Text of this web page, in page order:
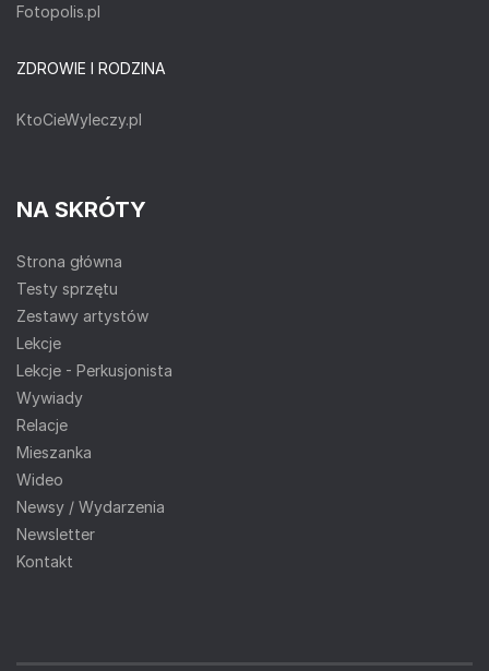
Fotopolis.pl
ZDROWIE I RODZINA
KtoCieWyleczy.pl
NA SKRÓTY
Strona główna
Testy sprzętu
Zestawy artystów
Lekcje
Lekcje - Perkusjonista
Wywiady
Relacje
Mieszanka
Wideo
Newsy / Wydarzenia
Newsletter
Kontakt